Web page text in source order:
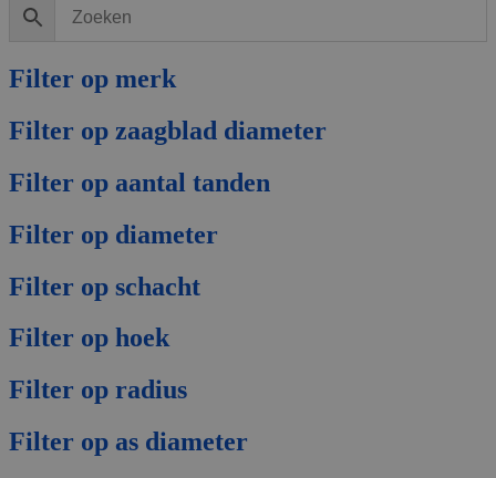
Filter op merk
Filter op zaagblad diameter
Filter op aantal tanden
Filter op diameter
Filter op schacht
Filter op hoek
Filter op radius
Filter op as diameter